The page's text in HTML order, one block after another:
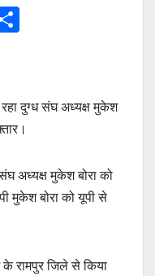
e
दुग्ध संघ अध्यक्ष मुकेश
अध्यक्ष मुकेश बोरा को
मुकेश बोरा को यूपी से
रामपुर जिले से किया